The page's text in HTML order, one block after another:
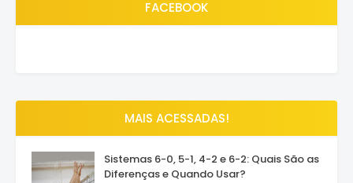
FACEBOOK
MAIS ACESSADAS!
Sistemas 6-0, 5-1, 4-2 e 6-2: Quais São as
Diferenças e Quando Usar?